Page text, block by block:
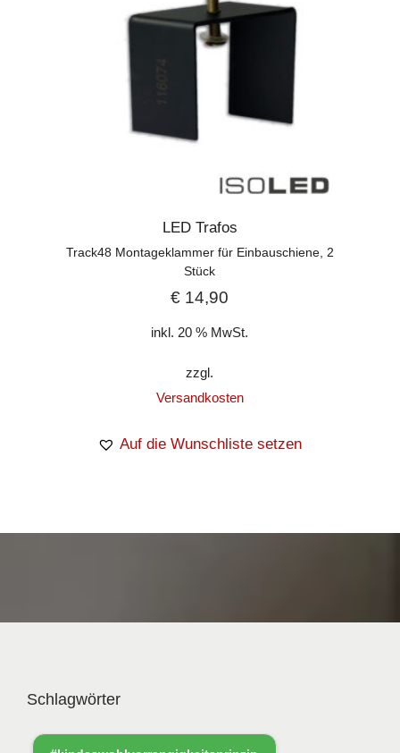
LED Trafos
Track48 Montageklammer für Einbauschiene, 2
Stück
€ 14,90
inkl. 20 % MwSt.
zzgl.
Versandkosten
Auf die Wunschliste setzen
Schlagwörter